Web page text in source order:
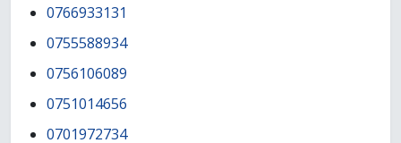
0766933131
0755588934
0756106089
0751014656
0701972734